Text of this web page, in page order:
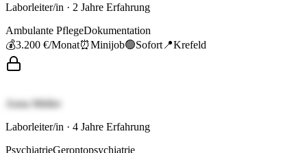
Laborleiter/in · 2 Jahre Erfahrung
Ambulante PflegeDokumentation
💰3.200 €/Monat⏰Minijob🟢Sofort 📍Krefeld
Anna Müller
Laborleiter/in · 4 Jahre Erfahrung
PsychiatrieGerontopsychiatrie